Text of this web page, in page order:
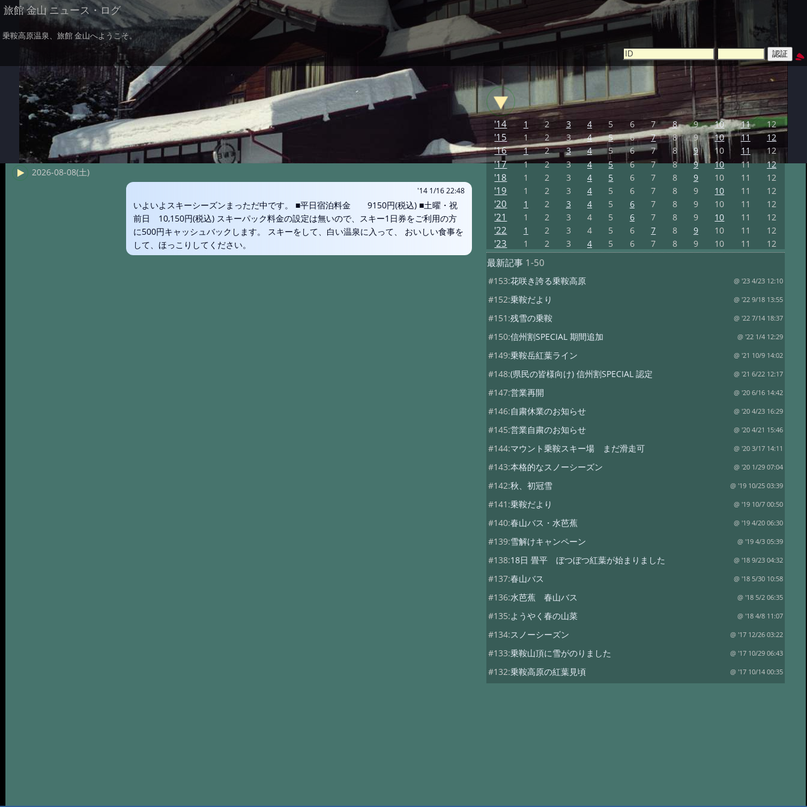
旅館 金山 ニュース・ログ
乗鞍高原温泉、旅館 金山へようこそ。
2026-08-08(土)
'14 1/16 22:48
いよいよスキーシーズンまっただ中です。 ■平日宿泊料金 9150円(税込) ■土曜・祝
前日 10,150円(税込) スキーパック料金の設定は無いので、スキー1日券をご利用の方
に500円キャッシュバックします。 スキーをして、白い温泉に入って、 おいしい食事を
して、ほっこりしてください。
'14 1 2 3 4 5 6 7 8 9 10 11 12
'15 1 2 3 4 5 6 7 8 9 10 11 12
'16 1 2 3 4 5 6 7 8 9 10 11 12
'17 1 2 3 4 5 6 7 8 9 10 11 12
'18 1 2 3 4 5 6 7 8 9 10 11 12
'19 1 2 3 4 5 6 7 8 9 10 11 12
'20 1 2 3 4 5 6 7 8 9 10 11 12
'21 1 2 3 4 5 6 7 8 9 10 11 12
'22 1 2 3 4 5 6 7 8 9 10 11 12
'23 1 2 3 4 5 6 7 8 9 10 11 12
最新記事1-50
#153:花咲き誇る乗鞍高原 @ '23 4/23 12:10
#152:乗鞍だより @ '22 9/18 13:55
#151:残雪の乗鞍 @ '22 7/14 18:37
#150:信州割SPECIAL 期間追加 @ '22 1/4 12:29
#149:乗鞍岳紅葉ライン @ '21 10/9 14:02
#148:(県民の皆様向け) 信州割SPECIAL 認定 @ '21 6/22 12:17
#147:営業再開 @ '20 6/16 14:42
#146:自粛休業のお知らせ @ '20 4/23 16:29
#145:営業自粛のお知らせ @ '20 4/21 15:46
#144:マウント乗鞍スキー場 まだ滑走可 @ '20 3/17 14:11
#143:本格的なスノーシーズン @ '20 1/29 07:04
#142:秋、初冠雪 @ '19 10/25 03:39
#141:乗鞍だより @ '19 10/7 00:50
#140:春山バス・水芭蕉 @ '19 4/20 06:30
#139:雪解けキャンペーン @ '19 4/3 05:39
#138:18日 畳平 ぼつぼつ紅葉が始まりました @ '18 9/23 04:32
#137:春山バス @ '18 5/30 10:58
#136:水芭蕉 春山バス @ '18 5/2 06:35
#135:ようやく春の山菜 @ '18 4/8 11:07
#134:スノーシーズン @ '17 12/26 03:22
#133:乗鞍山頂に雪がのりました @ '17 10/29 06:43
#132:乗鞍高原の紅葉見頃 @ '17 10/14 00:35